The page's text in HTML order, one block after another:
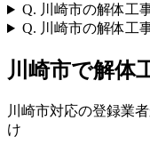
Q. 川崎市の解体工
Q. 川崎市の解体工
川崎市で解体
川崎市対応の登録業
け